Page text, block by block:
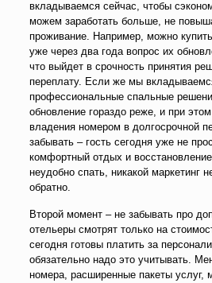
вкладываемся сейчас, чтобы
можем заработать больше, не
проживание. Например, можно
уже через два года вопрос их
что выйдет в срочность принятия
переплату. Если же мы
профессиональные спальные
обновление гораздо реже, и при
владения номером в долгосрочной
забывать – гость сегодня уже не
комфортный отдых и
неудобно спать, никакой маркетинг
обратно.
Второй момент – не забывать про
отельеры смотрят только на
сегодня готовы платить за
обязательно надо это учитывать.
номера, расширенные пакеты услуг,